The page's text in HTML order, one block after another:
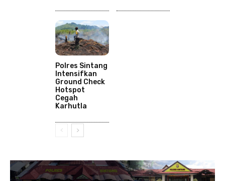
Polres Sintang
Intensifkan
Ground Check
Hotspot
Cegah
Karhutla